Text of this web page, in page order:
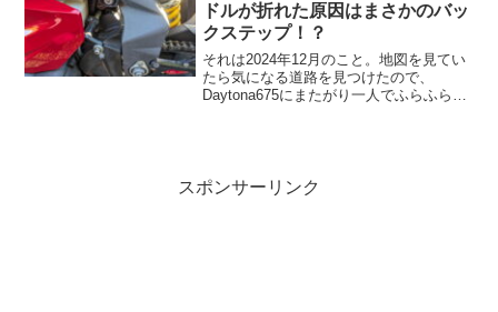
ドルが折れた原因はまさかのバッ
クステップ！？
それは2024年12月のこと。地図を見てい
たら気になる道路を見つけたので、
Daytona675にまたがり一人でふらふらと
スポンサーリンク